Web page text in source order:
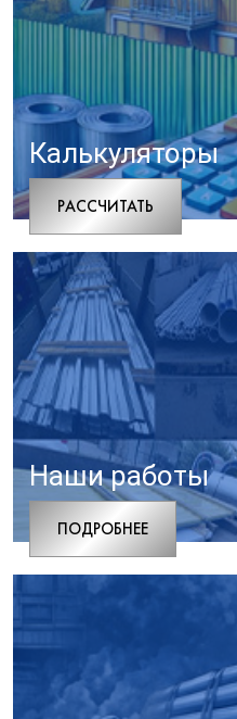
Калькуляторы
РАCСЧИТАТЬ
Наши работы
ПОДРОБНЕЕ